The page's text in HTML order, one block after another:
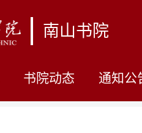
南山书院
书院动态 通知公